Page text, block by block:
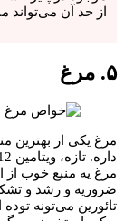
از حد آن
۵. مرغ
مرغ یه منبع خوب از
ضروریه و رشد و
تائورین می‌تونه